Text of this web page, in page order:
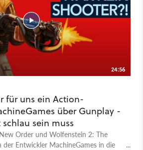
24:56
für uns ein Action-
über Gunplay -
sein muss
Order und Wolfenstein 2: The
der Entwickler MachineGames in die